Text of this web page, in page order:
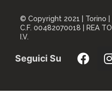
© Copyright 2021 | Torino |
C.F. 00482070018 | REA
I.V.
Seguici Su